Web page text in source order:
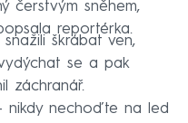
čerstvým sněhem,
reportérka.
škrábat ven,
se a pak
záchranář.
nikdy nechoďte na led